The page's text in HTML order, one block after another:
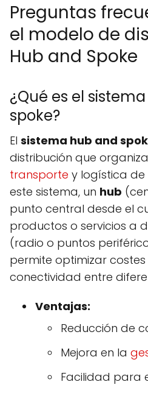
Preguntas
el modelo de
Hub and Spoke
¿Qué es el
spoke?
El sistema hub and
distribución que
transporte y logística de
este sistema, un hub
punto central desde el
productos o servicios a
(radio o puntos
permite optimizar
conectividad entre
Ventajas:
Reducción de
Mejora en la
Facilidad para